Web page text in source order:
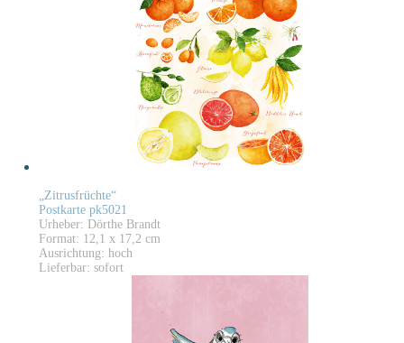
„Zitrusfrüchte“
Postkarte pk5021
Urheber: Dörthe Brandt
Format: 12,1 x 17,2 cm
Ausrichtung: hoch
Lieferbar: sofort